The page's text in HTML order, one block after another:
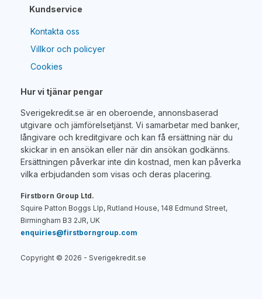
Kundservice
Kontakta oss
Villkor och policyer
Cookies
Hur vi tjänar pengar
Sverigekredit.se är en oberoende, annonsbaserad
utgivare och jämförelsetjänst. Vi samarbetar med banker,
långivare och kreditgivare och kan få ersättning när du
skickar in en ansökan eller när din ansökan godkänns.
Ersättningen påverkar inte din kostnad, men kan påverka
vilka erbjudanden som visas och deras placering.
Firstborn Group Ltd.
Squire Patton Boggs Llp, Rutland House, 148 Edmund Street,
Birmingham B3 2JR, UK
enquiries@firstborngroup.com
Copyright © 2026 - Sverigekredit.se